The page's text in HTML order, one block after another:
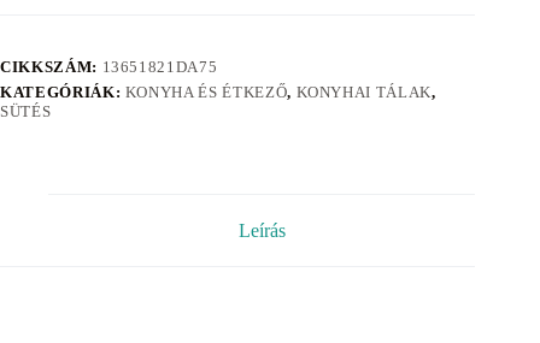
CIKKSZÁM: 13651821DA75
KATEGÓRIÁK: KONYHA ÉS ÉTKEZŐ, KONYHAI TÁLAK,
SÜTÉS
Leírás